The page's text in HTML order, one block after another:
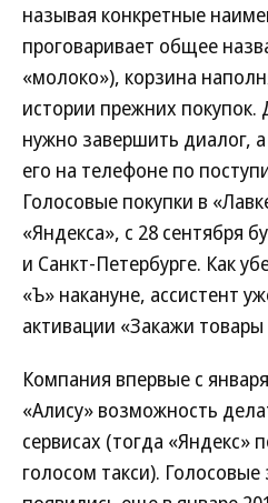
называя конкретные
проговаривает общее
«молоко»), корзина
истории прежних покупок.
нужно завершить диалог,
его на телефоне по
Голосовые покупки в
«Яндекса», с 28 сентября
и Санкт-Петербурге. Как
«Ъ» накануне, ассистент
активации «Закажи товары
Компания впервые с
«Алису» возможность
сервисах (тогда «Яндекс»
голосом такси). Голосовые